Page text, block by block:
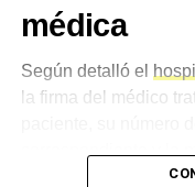
médica
Según detalló el
la firma del médico
correspondiente. El